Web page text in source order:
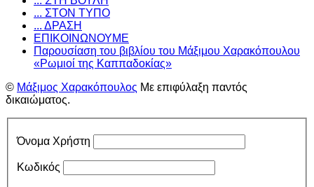
... ΣΤΟΝ ΤΥΠΟ
... ΔΡΑΣΗ
ΕΠΙΚΟΙΝΩΝΟΥΜΕ
Παρουσίαση του βιβλίου του Μάξιμου Χαρακόπουλου
«Ρωμιοί της Καππαδοκίας»
© Μάξιμος Χαρακόπουλος Με επιφύλαξη παντός
δικαιώματος.
Όνομα Χρήστη
Κωδικός